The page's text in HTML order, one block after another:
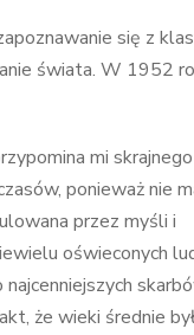
się z
świata. W 1952
mi skrajnego
ponieważ nie
przez myśli i
oświeconych
że wieki średnie